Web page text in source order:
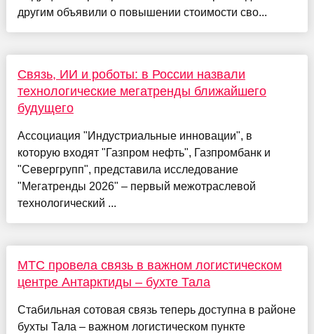
другим объявили о повышении стоимости сво...
Связь, ИИ и роботы: в России назвали
технологические мегатренды ближайшего
будущего
Ассоциация "Индустриальные инновации", в
которую входят "Газпром нефть", Газпромбанк и
"Севергрупп", представила исследование
"Мегатренды 2026" – первый межотраслевой
технологический ...
МТС провела связь в важном логистическом
центре Антарктиды – бухте Тала
Стабильная сотовая связь теперь доступна в районе
бухты Тала – важном логистическом пункте